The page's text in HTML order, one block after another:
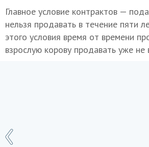
Главное условие контрактов —
нельзя продавать в течение пяти
этого условия время от времени
взрослую корову продавать уже не